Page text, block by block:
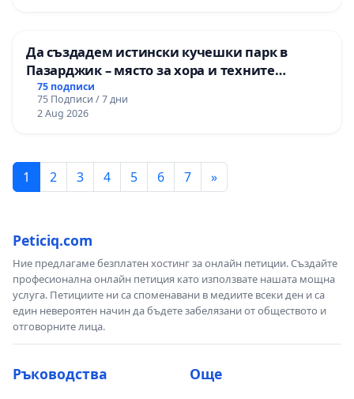
Да създадем истински кучешки парк в
Пазарджик – място за хора и техните
любимци
75 подписи
75 Подписи / 7 дни
2 Aug 2026
1 2 3 4 5 6 7 »
Peticiq.com
Ние предлагаме безплатен хостинг за онлайн петиции. Създайте
професионална онлайн петиция като използвате нашата мощна
услуга. Петициите ни са споменавани в медиите всеки ден и са
един невероятен начин да бъдете забелязани от обществото и
отговорните лица.
Ръководства Още